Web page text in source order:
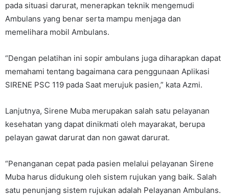
pada situasi darurat, menerapkan teknik mengemudi
Ambulans yang benar serta mampu menjaga dan
memelihara mobil Ambulans.
“Dengan pelatihan ini sopir ambulans juga diharapkan dapat
memahami tentang bagaimana cara penggunaan Aplikasi
SIRENE PSC 119 pada Saat merujuk pasien,” kata Azmi.
Lanjutnya, Sirene Muba merupakan salah satu pelayanan
kesehatan yang dapat dinikmati oleh mayarakat, berupa
pelayan gawat darurat dan non gawat darurat.
“Penanganan cepat pada pasien melalui pelayanan Sirene
Muba harus didukung oleh sistem rujukan yang baik. Salah
satu penunjang sistem rujukan adalah Pelayanan Ambulans.